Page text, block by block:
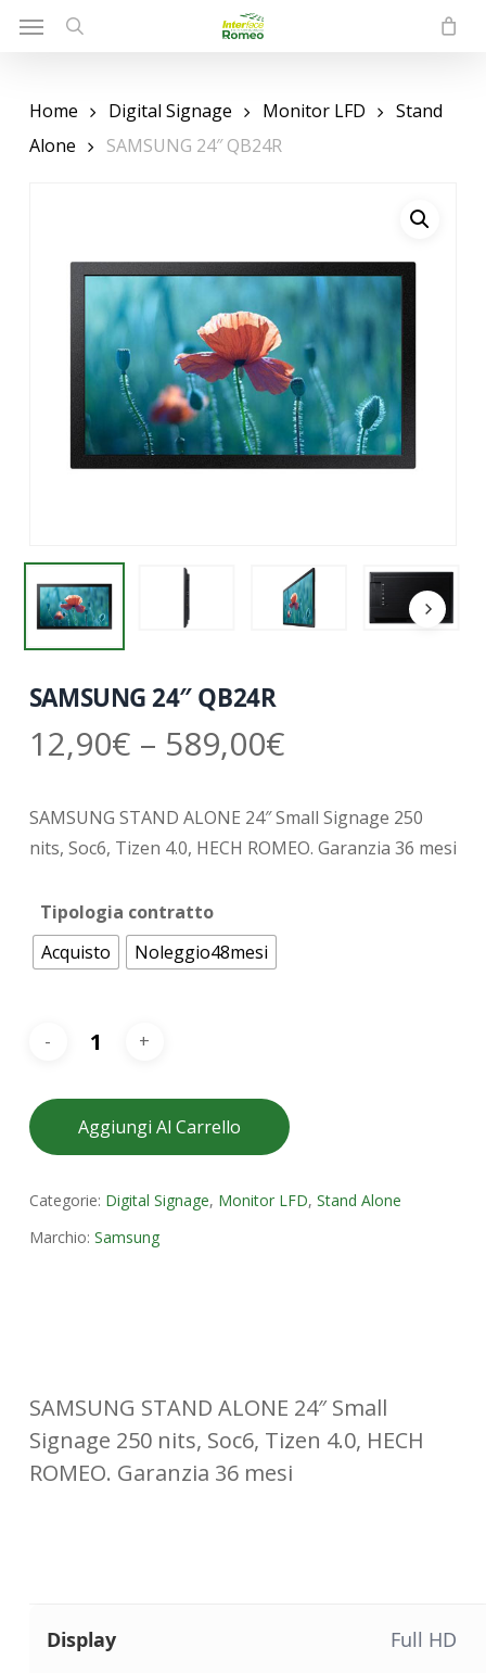
Skip
content
Menu
Home Digital Signage Monitor LFD
Stand
Alone
SAMSUNG 24″ QB24R
SAMSUNG 24″ QB24R
12,90€ – 589,00€
SAMSUNG STAND ALONE 24″ Small Signage 250
nits, Soc6, Tizen 4.0, HECH ROMEO. Garanzia 36 mesi
Tipologia contratto
Acquisto
Noleggio48mesi
Aggiungi Al Carrello
Categorie: Digital Signage, Monitor LFD, Stand Alone
Marchio: Samsung
SAMSUNG STAND ALONE 24″ Small
Signage 250 nits, Soc6, Tizen 4.0, HECH
ROMEO. Garanzia 36 mesi
Display Full HD